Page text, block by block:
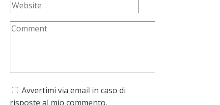
Avvertimi via email in caso di
risposte al mio commento.